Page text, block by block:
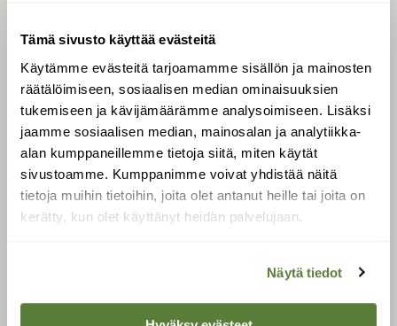
Tämä sivusto käyttää evästeitä
Käytämme evästeitä tarjoamamme sisällön ja mainosten
räätälöimiseen, sosiaalisen median ominaisuuksien
tukemiseen ja kävijämäärämme analysoimiseen. Lisäksi
jaamme sosiaalisen median, mainosalan ja analytiikka-
alan kumppaneillemme tietoja siitä, miten käytät
sivustoamme. Kumppanimme voivat yhdistää näitä
tietoja muihin tietoihin, joita olet antanut heille tai joita on
kerätty, kun olet käyttänyt heidän palvelujaan.
Näytä tiedot
Tilaa digilukuoikeus
Äänestä parasta juttua
Tilaa uutiskirje
SUOMEN LUONNON­
SUOJELU­LIITTO
Suomen Luonto -lehden
luonnonsuojelu­liitto.